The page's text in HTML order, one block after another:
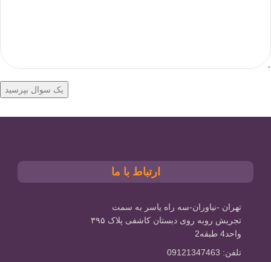
ارتباط با ما
تهران -نیاوران-سه راه یاسر به سمت
تجریش روبه روی دبستان کاشفی پلاک ۳۹۵
واحد4 طبقه2
تلفن: 09121347463